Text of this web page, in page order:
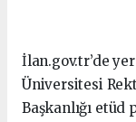
İlan.gov.tr’de
Üniversitesi
Başkanlığı etüd